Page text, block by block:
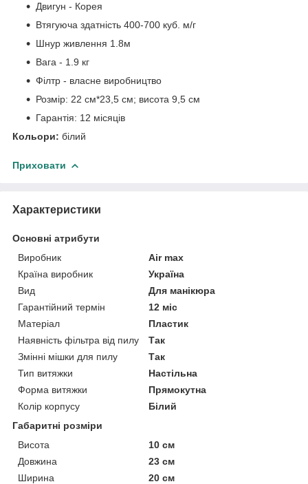
Двигун - Корея
Втягуюча здатність 400-700 куб. м/г
Шнур живлення 1.8м
Вага - 1.9 кг
Філтр - власне виробництво
Розмір: 22 см*23,5 см; висота 9,5 см
Гарантія: 12 місяців
Кольори: білий
Приховати
Характеристики
Основні атрибути
Виробник
Air max
Країна виробник
Україна
Вид
Для манікюра
Гарантійний термін
12 міс
Матеріал
Пластик
Наявність фільтра від пилу
Так
Змінні мішки для пилу
Так
Тип витяжки
Настільна
Форма витяжки
Прямокутна
Колір корпусу
Білий
Габаритні розміри
Висота
10 см
Довжина
23 см
Ширина
20 см